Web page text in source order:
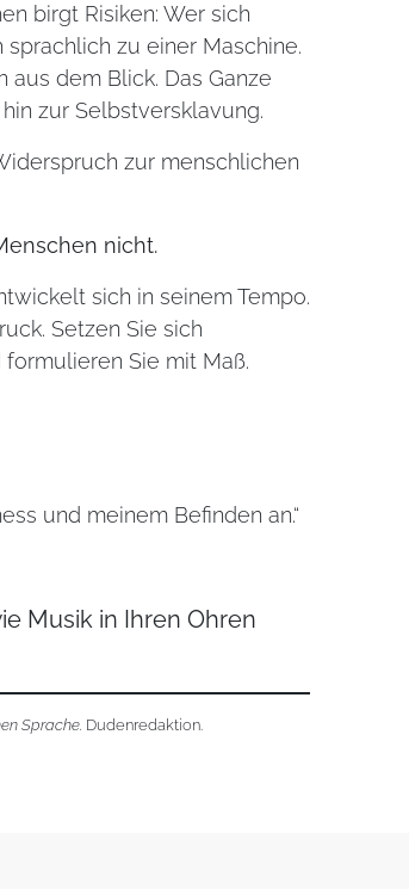
birgt Risiken: Wer sich
zu einer Maschine.
dem Blick. Das Ganze
zur Selbstversklavung.
zur menschlichen
nicht.
sich in seinem Tempo.
Setzen Sie sich
Sie mit Maß.
und meinem Befinden an.“
Musik in Ihren Ohren
Sprache. Dudenredaktion.